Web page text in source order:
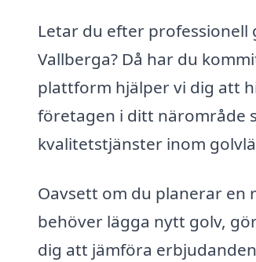
Letar du efter professionell
Vallberga? Då har du
plattform hjälper vi dig att
företagen i ditt närområde
kvalitetstjänster inom
Oavsett om du planerar en
behöver lägga nytt golv,
dig att jämföra